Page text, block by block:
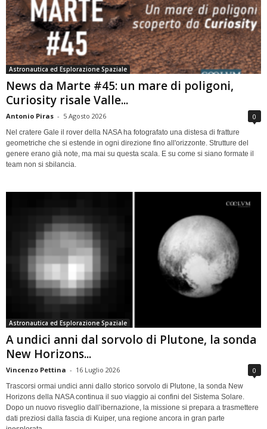
Astronautica ed Esplorazione Spaziale
News da Marte #45: un mare di poligoni,
Curiosity risale Valle...
Antonio Piras - 5 Agosto 2026 0
Nel cratere Gale il rover della NASA ha fotografato una distesa di fratture
geometriche che si estende in ogni direzione fino all'orizzonte. Strutture del
genere erano già note, ma mai su questa scala. E su come si siano formate il
team non si sbilancia.
Astronautica ed Esplorazione Spaziale
A undici anni dal sorvolo di Plutone, la sonda
New Horizons...
Vincenzo Pettina - 16 Luglio 2026 0
Trascorsi ormai undici anni dallo storico sorvolo di Plutone, la sonda New
Horizons della NASA continua il suo viaggio ai confini del Sistema Solare.
Dopo un nuovo risveglio dall’ibernazione, la missione si prepara a trasmettere
dati preziosi dalla fascia di Kuiper, una regione ancora in gran parte